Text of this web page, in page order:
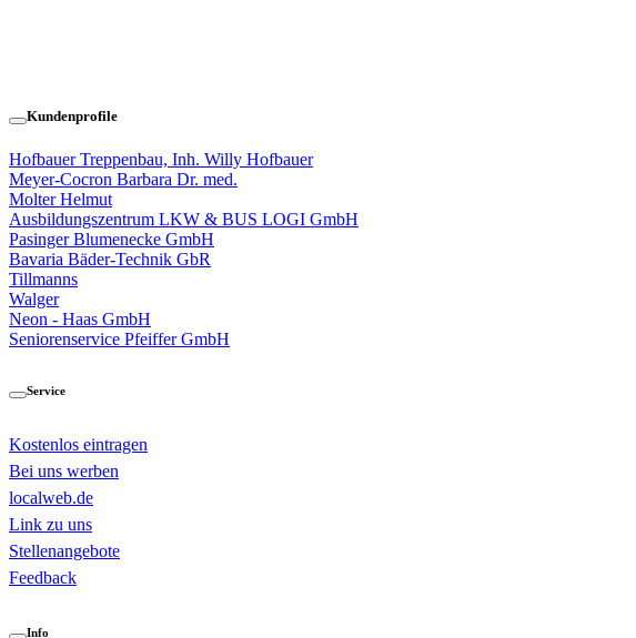
Kundenprofile
Hofbauer Treppenbau, Inh. Willy Hofbauer
Meyer-Cocron Barbara Dr. med.
Molter Helmut
Ausbildungszentrum LKW & BUS LOGI GmbH
Pasinger Blumenecke GmbH
Bavaria Bäder-Technik GbR
Tillmanns
Walger
Neon - Haas GmbH
Seniorenservice Pfeiffer GmbH
Service
Kostenlos eintragen
Bei uns werben
localweb.de
Link zu uns
Stellenangebote
Feedback
Info